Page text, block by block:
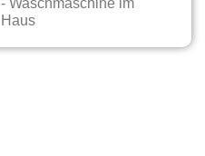
- Waschmaschine im
Haus